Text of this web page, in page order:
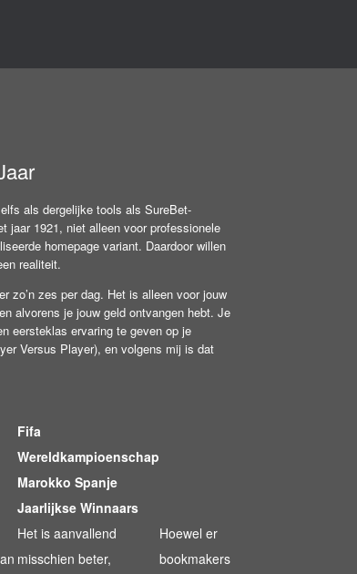
als dergelijke tools als SureBet-
jaar 1921, niet alleen voor professionele
homepage variant. Daardoor willen
realiteit.
zo’n zes per dag. Het is alleen voor jouw
alvorens je jouw geld ontvangen hebt. Je
eersteklas ervaring te geven op je
Versus Player), en volgens mij is dat
Fifa
Wereldkampioenschap
Marokko Spanje
Jaarlijkse Winnaars
Het is aanvallend
misschien beter,
Hoewel er
bookmakers